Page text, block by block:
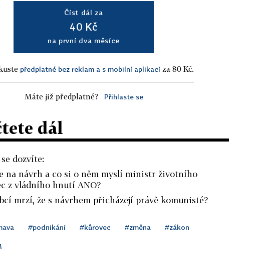
Číst dál za
40 Kč
na první dva měsíce
předplatné bez reklam a s mobilní aplikací za 80 Kč.
Máte již předplatné? Přihlaste se
dál
dozvíte:
na návrh a co si o něm myslí ministr životního
z vládního hnutí ANO?
mrzí, že s návrhem přicházejí právě komunisté?
#podnikání #kůrovec #změna #zákon